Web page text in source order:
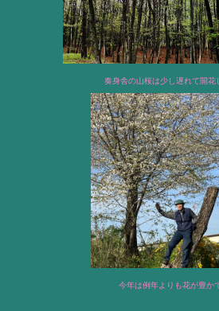
奏身舎の山桜は少し遅れて開花
今年は例年よりも花が豊か